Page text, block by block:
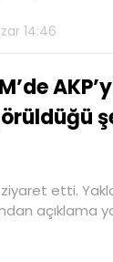
14:46
ziyaret etti.
açıklama